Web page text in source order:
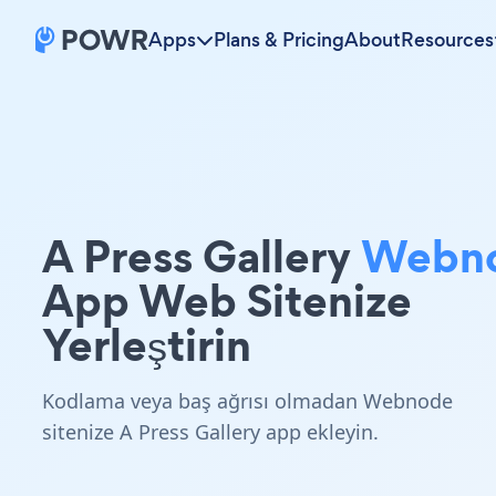
Apps Plans & PricingAboutResources
A Press Gallery
App Web Sitenize
Yerleştirin
Kodlama veya baş ağrısı olmadan Webnode
sitenize A Press Gallery app ekleyin.